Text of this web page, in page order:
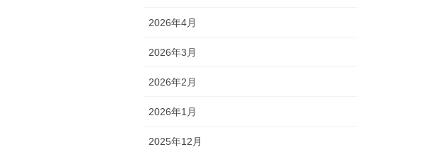
2026年4月
2026年3月
2026年2月
2026年1月
2025年12月